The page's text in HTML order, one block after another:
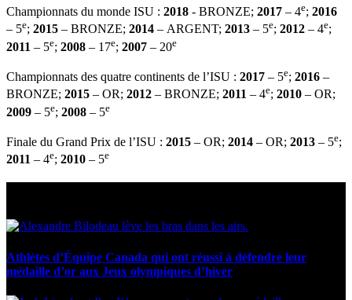
Championnats du monde ISU : 2018 - BRONZE; 2017 – 4e; 2016
– 5e; 2015 – BRONZE; 2014 – ARGENT; 2013 – 5e; 2012 – 4e;
2011 – 5e; 2008 – 17e; 2007 – 20e
Championnats des quatre continents de l’ISU : 2017 – 5e; 2016 –
BRONZE; 2015 – OR; 2012 – BRONZE; 2011 – 4e; 2010 – OR;
2009 – 5e; 2008 – 5e
Finale du Grand Prix de l’ISU : 2015 – OR; 2014 – OR; 2013 – 5e;
2011 – 4e; 2010 – 5e
Athlètes d’Équipe Canada qui ont réussi à défendre leur
médaille d’or aux Jeux olympiques d’hiver